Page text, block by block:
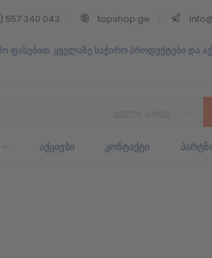
557 340 043 topshop.ge
ფასებით. ყველაზე საჭირო პროდუქტები და
ᲐᲥᲪᲘᲔᲑᲘ ᲙᲝᲜᲢᲐᲥᲢᲘ